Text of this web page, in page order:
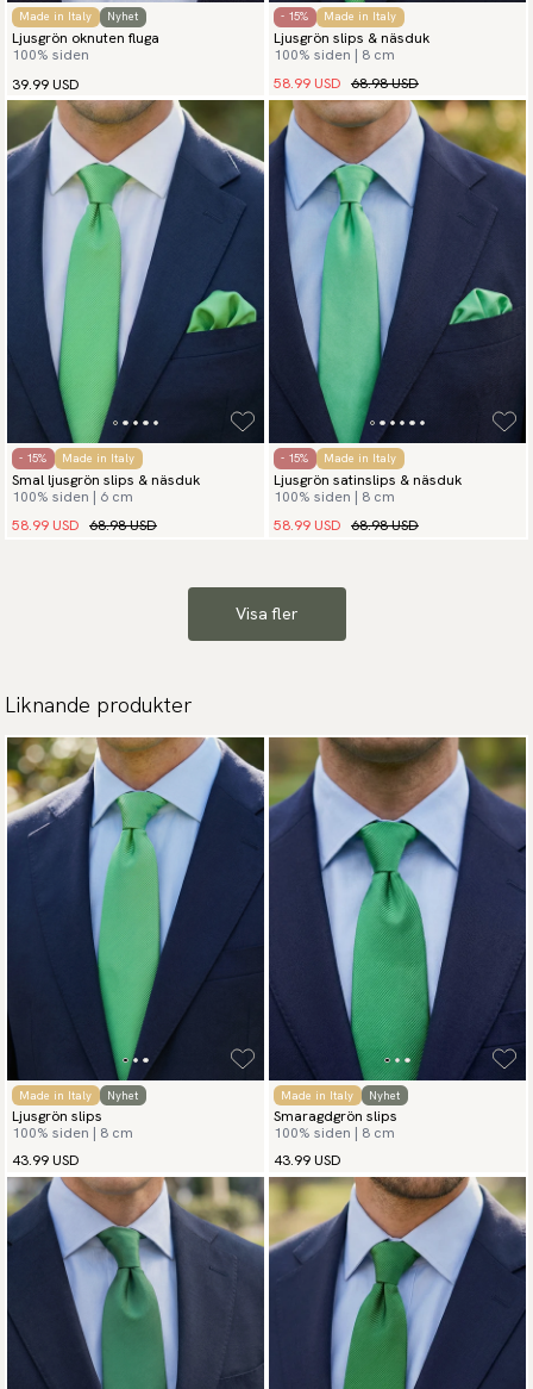
Made in Italy Nyhet
Ljusgrön oknuten fluga
100% siden
39.99 USD
- 15% Made in Italy
Ljusgrön slips & näsduk
100% siden | 8 cm
58.99 USD 68.98 USD
- 15% Made in Italy
Smal ljusgrön slips & näsduk
100% siden | 6 cm
58.99 USD 68.98 USD
- 15% Made in Italy
Ljusgrön satinslips & näsduk
100% siden | 8 cm
58.99 USD 68.98 USD
Visa fler
Liknande produkter
Made in Italy Nyhet
Ljusgrön slips
100% siden | 8 cm
43.99 USD
Made in Italy Nyhet
Smaragdgrön slips
100% siden | 8 cm
43.99 USD